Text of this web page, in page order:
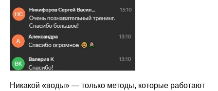
Никакой «воды» — только методы, которые работают